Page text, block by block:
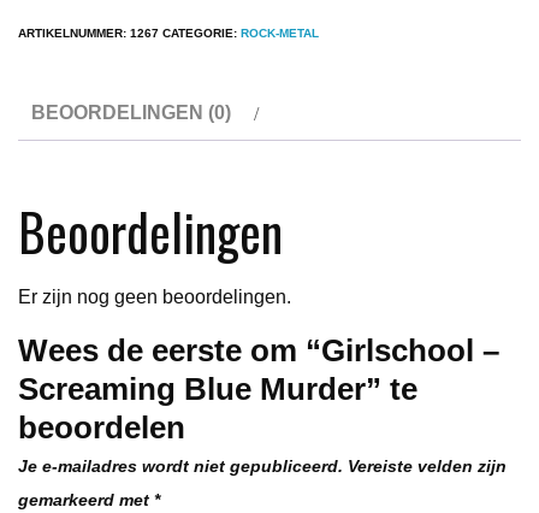
ARTIKELNUMMER: 1267 CATEGORIE: ROCK-METAL
BEOORDELINGEN (0)
Beoordelingen
Er zijn nog geen beoordelingen.
Wees de eerste om “Girlschool –
Screaming Blue Murder” te
beoordelen
Je e-mailadres wordt niet gepubliceerd. Vereiste velden zijn
gemarkeerd met *